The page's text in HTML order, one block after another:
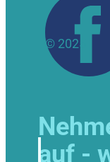
© 2025
auf -